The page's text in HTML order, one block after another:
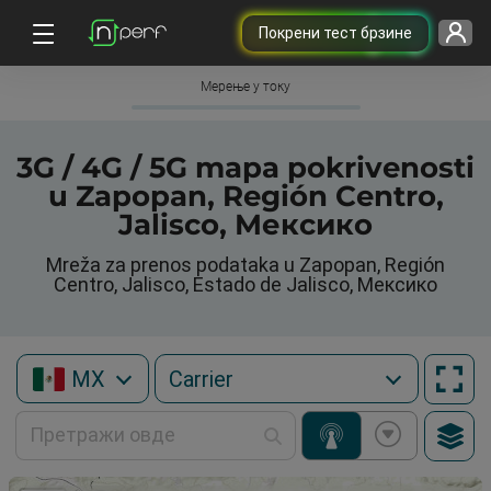
Покрени тест брзине
Мерење у току
3G / 4G / 5G mapa pokrivenosti
u Zapopan, Región Centro,
Jalisco, Мексико
Mreža za prenos podataka u Zapopan, Región
Centro, Jalisco, Estado de Jalisco, Мексико
MX